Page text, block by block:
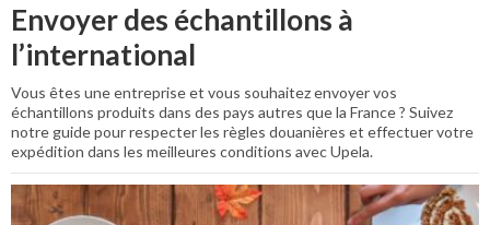
Envoyer des échantillons à
l’international
Vous êtes une entreprise et vous souhaitez envoyer vos
échantillons produits dans des pays autres que la France ? Suivez
notre guide pour respecter les règles douanières et effectuer votre
expédition dans les meilleures conditions avec Upela.